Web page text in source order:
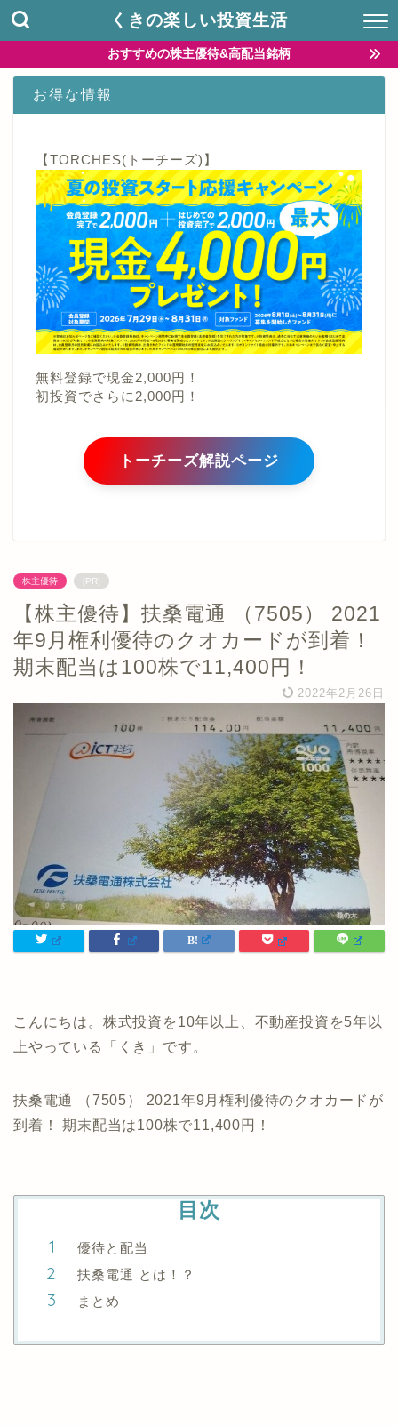
くきの楽しい投資生活
おすすめの株主優待&高配当銘柄
お得な情報
【TORCHES(トーチーズ)】
無料登録で現金2,000円！
初投資でさらに2,000円！
トーチーズ解説ページ
株主優待 [PR]
【株主優待】扶桑電通 （7505） 2021
年9月権利優待のクオカードが到着！
期末配当は100株で11,400円！
2022年2月26日
こんにちは。株式投資を10年以上、不動産投資を5年以
上やっている「くき」です。
扶桑電通 （7505） 2021年9月権利優待のクオカードが
到着！ 期末配当は100株で11,400円！
目次
優待と配当
扶桑電通 とは！？
まとめ